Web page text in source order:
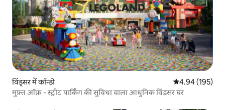
विंड्सर में कॉन्डो औसत रेटिंग 5 में से
4.94 (195)
मुफ़्त ऑफ़ - स्ट्रीट पार्किंग की सुविधा वाला आधुनिक विंडसर घर